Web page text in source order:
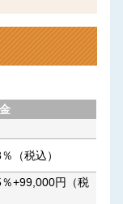
（税込）
+99,000円（税